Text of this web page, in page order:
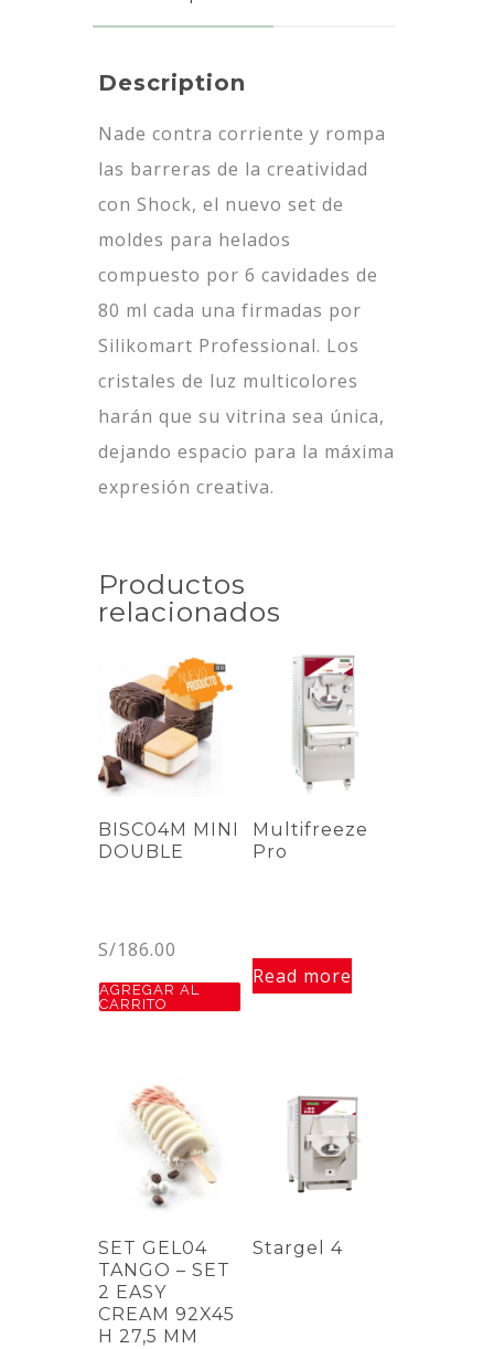
Description
Nade contra corriente y rompa
las barreras de la creatividad
con Shock, el nuevo set de
moldes para helados
compuesto por 6 cavidades de
80 ml cada una firmadas por
Silikomart Professional. Los
cristales de luz multicolores
harán que su vitrina sea única,
dejando espacio para la máxima
expresión creativa.
Productos
relacionados
BISC04M MINI
DOUBLE
S/186.00
AGREGAR AL
CARRITO
Multifreeze
Pro
Read more
SET GEL04
TANGO – SET
2 EASY
CREAM 92X45
H 27,5 MM
Stargel 4